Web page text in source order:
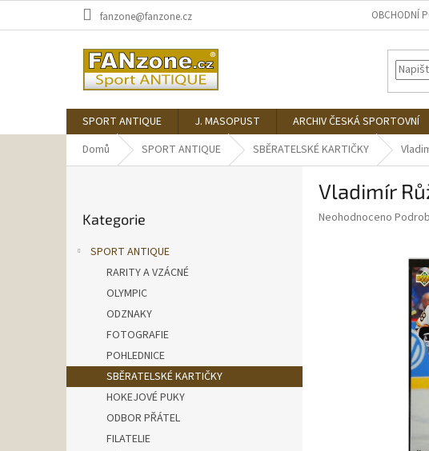
fanzone@fanzone.cz OBCHODNÍ
SPORT ANTIQUE J. MASOPUST ARCHIV ČESKÁ SPORTOVNÍ
Domů
SPORT ANTIQUE SBĚRATELSKÉ KARTIČKY
n
e
kategorie
Kategorie
SPORT ANTIQUE
RARITY A VZÁCNÉ
OLYMPIC
ODZNAKY
FOTOGRAFIE
POHLEDNICE
SBĚRATELSKÉ KARTIČKY
HOKEJOVÉ PUKY
ODBOR PŘÁTEL
FILATELIE
Vladimír
Průměrné
Neohodnoceno